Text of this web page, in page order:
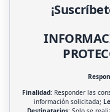
Finalidad: Responder las
información solicitada;